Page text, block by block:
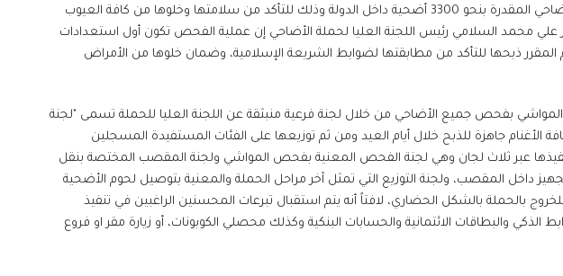
بدأت فرق جمعية الشارقة الخيرية بفحص أعداد الأضاحي المقدرة بنحو 3300 أضحية داخل الدولة وذلك للتأكد من سلامتها وخلوها من كافة العيوب
علي محمد السلامي رئيس اللجنة العليا لحملة الأضاحي إن عملية الفحص تكون أول استعدادات
ذبحها للتأكد من مطابقتها لضوابط الشريعة الإسلامية، وضمان خلوها من الأمراض
بفحص جميع الأضاحي من خلال لجنة فرعية منبثقة عن اللجنة العليا للحملة تسمى "لجنة
جاهزة للذبح خلال أيام العيد ومن ثم توزيعها على الفئات المستفيدة المسجلين
عبر ثلاث لجان وهي لجنة الفحص المعنية بفحص المواشي ولجنة المقصب المختصة بنقل
داخل المقصب، ولجنة التوزيع التي تمثل آخر مراحل الحملة والمعنية بتوصيل لحوم الأضحية
بالحملة بالشكل الحضاري، لافتاً أنه يتم استقبال تبرعات المحسنين الراغبين في تنفيذ
الذكي والبطاقات الائتمانية والحسابات البنكية وكذلك محصلي الكوبونات، أو زيارة مقر او فروع